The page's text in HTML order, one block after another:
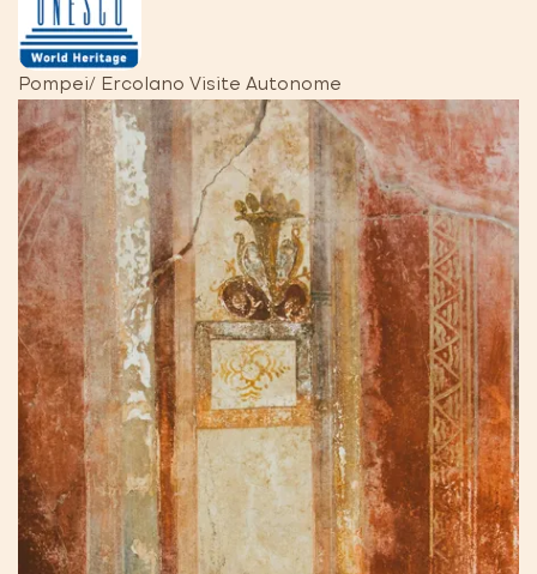
Pompei/ Ercolano Visite Autonome